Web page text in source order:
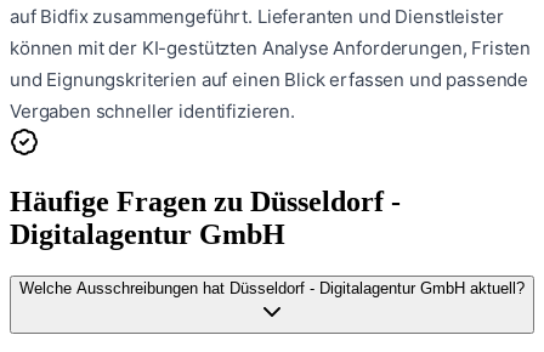
auf Bidfix zusammengeführt. Lieferanten und Dienstleister
können mit der KI-gestützten Analyse Anforderungen, Fristen
und Eignungskriterien auf einen Blick erfassen und passende
Vergaben schneller identifizieren.
Häufige Fragen zu Düsseldorf -
Digitalagentur GmbH
Welche Ausschreibungen hat Düsseldorf - Digitalagentur GmbH aktuell?